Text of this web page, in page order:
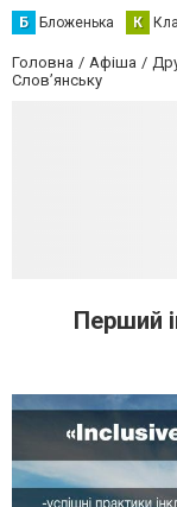
Б Бложенька К
Головна Афіша
Слов’янську
Перший